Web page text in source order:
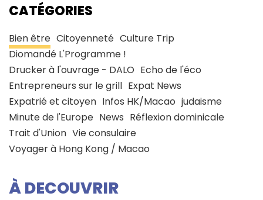
CATÉGORIES
Bien être Citoyenneté Culture Trip
Diomandé L'Programme !
Drucker à l'ouvrage - DALO Echo de l'éco
Entrepreneurs sur le grill Expat News
Expatrié et citoyen Infos HK/Macao judaisme
Minute de l'Europe News Réflexion dominicale
Trait d'Union Vie consulaire
Voyager à Hong Kong / Macao
À DECOUVRIR